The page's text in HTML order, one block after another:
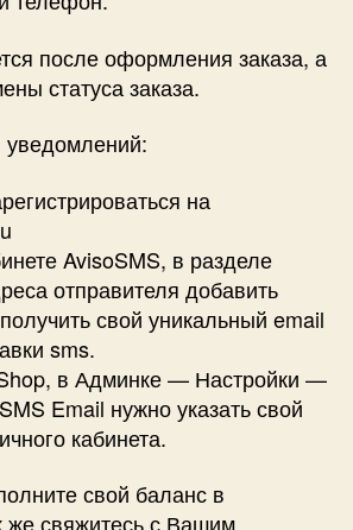
после оформления заказа, а
статуса заказа.
уведомлений:
на
AvisoSMS, в разделе
отправителя добавить
свой уникальный email
sms.
в Админке — Настройки —
Email нужно указать свой
кабинета.
свой баланс в
же свяжитесь с Вашим